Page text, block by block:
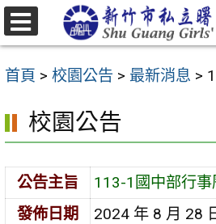
跳
至
要
容
首頁 > 校園公告 > 最新消息 >
校園公告
公告主旨
113-1國中部行事
發佈日期
2024 年 8 月 28
選
單